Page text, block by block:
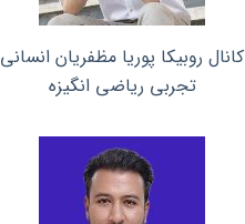
کانال روبیکا پوریا مظفریان انسانی
تجربی ریاضی انگیزه